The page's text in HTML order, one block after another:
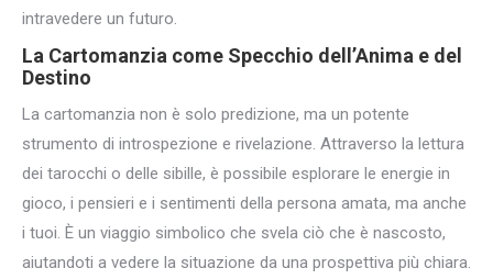
intravedere un futuro.
La Cartomanzia come Specchio dell’Anima e del
Destino
La cartomanzia non è solo predizione, ma un potente
strumento di introspezione e rivelazione. Attraverso la lettura
dei tarocchi o delle sibille, è possibile esplorare le energie in
gioco, i pensieri e i sentimenti della persona amata, ma anche
i tuoi. È un viaggio simbolico che svela ciò che è nascosto,
aiutandoti a vedere la situazione da una prospettiva più chiara.